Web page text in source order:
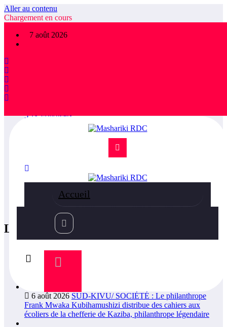
Aller au contenu
Chargement en cours
7 août 2026
Accueil
FOLLOW US
5.1k Followers
75k
Followers
LATEST POSTS
6 août 2026
Lusumba reçoit une réponse du sénateur Rick Scott sur la
6 août 2026 SUD-KIVU/ SOCIÉTÉ : Le philanthrope
Frank Mwaka Kubihamushizi distribue des cahiers aux
écoliers de la chefferie de Kaziba, philanthrope légendaire